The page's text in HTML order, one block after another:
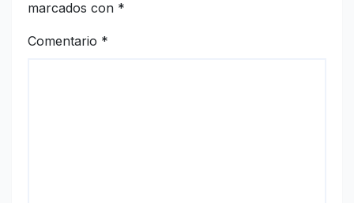
marcados con *
Comentario *